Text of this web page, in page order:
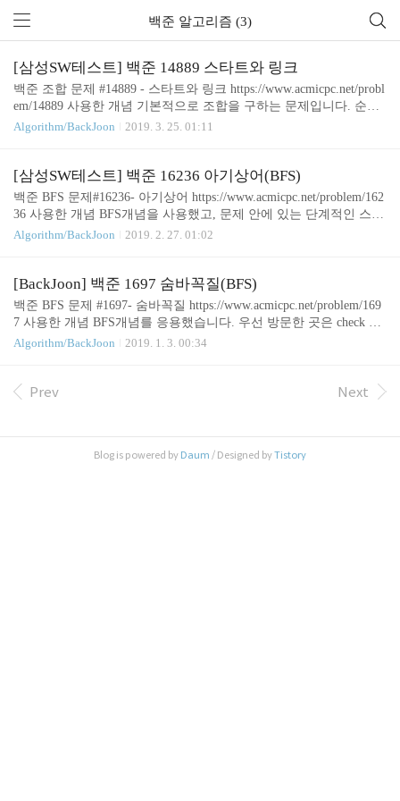
백준 알고리즘 (3)
[삼성SW테스트] 백준 14889 스타트와 링크
백준 조합 문제 #14889 - 스타트와 링크 https://www.acmicpc.net/probl
em/14889 사용한 개념 기본적으로 조합을 구하는 문제입니다. 순열
과 조합에 대해서 기본적으로 구별하고 구할 수 있어야합니다. 순열
제가 생각한 프로세스는 다음과 같습니다. 1. 일단 스타트팀만 구한
다. (조합) 2. 스타트 팀 팀원을 구하면, 자동으로 링크 팀을 구할 수
있음. 3. 각 팀 안에서 2명씩 짝지어, 능력치를 구한다. 4. 3번에서 구
든 경우에 수를 다 구한다..
Algorithm/BackJoon 2019. 3. 25. 01:11
[삼성SW테스트] 백준 16236 아기상어(BFS)
백준 BFS 문제#16236- 아기상어 https://www.acmicpc.net/problem/162
36 사용한 개념 BFS개념을 사용했고, 문제 안에 있는 단계적인 스텝
은 시뮬레이션으로 구현했습니다. 시뮬레이션이라고 하면, for문 if
으로 구현했습니다. 1. 먹을 수 있는 물고기를 전부 일괄 저장해논
다!2. 먹을 수 있는 물고기들끼리 가장 먼저 우선해서 먹어야할 하나
의 물고기만 선별! (선별조건은 문제에 있습니다.)3. 물고기 먹은 횟
서 다시 상어를 위치시키고, 1번 스텝 반복! 여기서 이동할 때 포인..
Algorithm/BackJoon 2019. 2. 27. 01:02
[BackJoon] 백준 1697 숨바꼭질(BFS)
백준 BFS 문제 #1697- 숨바꼭질 https://www.acmicpc.net/problem/169
7 사용한 개념 BFS개념를 응용했습니다. 우선 방문한 곳은 check 1
차원 배열로 방문여부를 체크하여 방문하지 않은 곳만 방문을 하게
왔는지 카운트를 해주는 것입니다. *2에서 5를 찾는 경우 예를 들어
2에서 시작해 5번으로 도착할때 카운트는 결국 카운..
Algorithm/BackJoon 2019. 1. 3. 00:34
Prev Next
Blog is powered by Daum / Designed byTistory